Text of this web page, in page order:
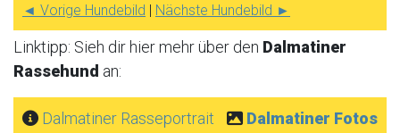
◄ Vorige Hundebild | Nächste Hundebild ►
Linktipp: Sieh dir hier mehr über den Dalmatiner
Rassehund an:
Dalmatiner Rasseportrait
Dalmatiner Fotos